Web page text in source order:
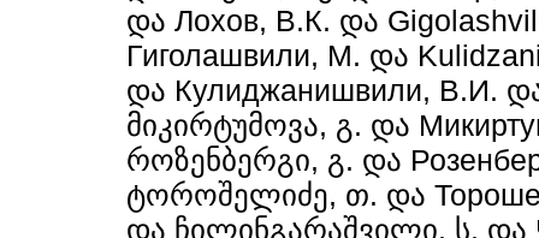
და Лохов, В.К. და
Гиголашвили, М. და
და Кулиджанишвили, В.И.
მიკირტუმოვა, გ. და
როზენბერგი, გ. და
ტოროშელიძე, თ. და
და ჩილინგარაშვილი, ს. და